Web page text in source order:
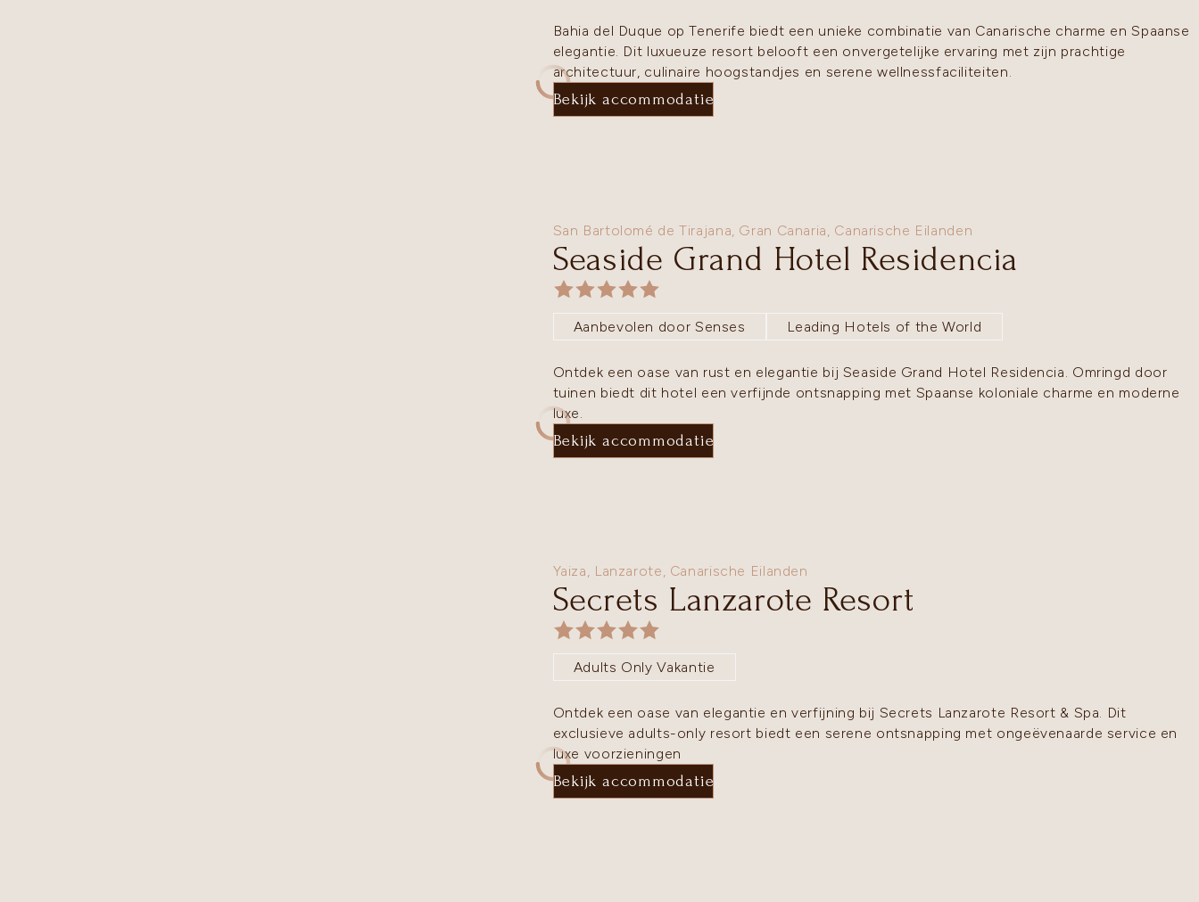
Bahia del Duque op Tenerife biedt een unieke combinatie van Canarische charme en Spaanse
elegantie. Dit luxueuze resort belooft een onvergetelijke ervaring met zijn prachtige
architectuur, culinaire hoogstandjes en serene wellnessfaciliteiten.
Bekijk accommodatie
San Bartolomé de Tirajana, Gran Canaria Canarische Eilanden
Seaside Grand Hotel Residencia
Aanbevolen door Senses Leading Hotels of the World
Ontdek een oase van rust en elegantie bij Seaside Grand Hotel Residencia. Omringd door
tuinen biedt dit hotel een verfijnde ontsnapping met Spaanse koloniale charme en moderne
luxe.
Bekijk accommodatie
Yaiza, Lanzarote, Canarische Eilanden
Secrets Lanzarote Resort
Adults Only Vakantie
Ontdek een oase van elegantie en verfijning bij Secrets Lanzarote Resort & Spa. Dit
exclusieve adults-only resort biedt een serene ontsnapping met ongeëvenaarde service en
luxe voorzieningen
Bekijk accommodatie